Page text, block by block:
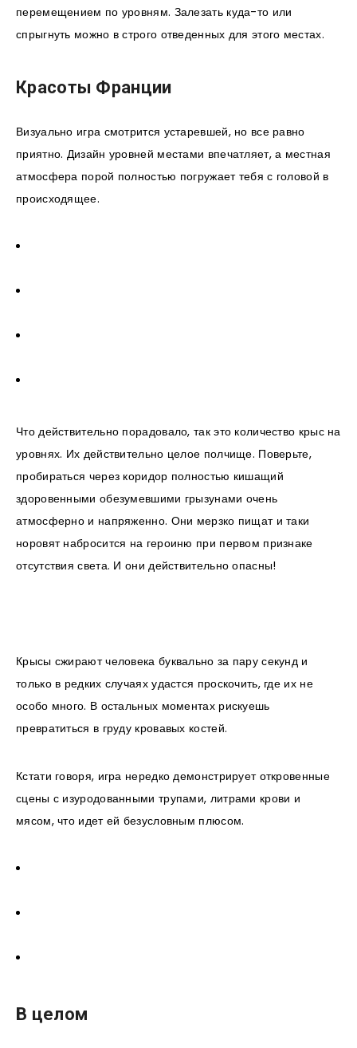
перемещением по уровням. Залезать куда-то или
спрыгнуть можно в строго отведенных для этого местах.
Красоты Франции
Визуально игра смотрится устаревшей, но все равно
приятно. Дизайн уровней местами впечатляет, а местная
атмосфера порой полностью погружает тебя с головой в
происходящее.
Что действительно порадовало, так это количество крыс на
уровнях. Их действительно целое полчище. Поверьте,
пробираться через коридор полностью кишащий
здоровенными обезумевшими грызунами очень
атмосферно и напряженно. Они мерзко пищат и таки
норовят набросится на героиню при первом признаке
отсутствия света. И они действительно опасны!
Крысы сжирают человека буквально за пару секунд и
только в редких случаях удастся проскочить, где их не
особо много. В остальных моментах рискуешь
превратиться в груду кровавых костей.
Кстати говоря, игра нередко демонстрирует откровенные
сцены с изуродованными трупами, литрами крови и
мясом, что идет ей безусловным плюсом.
В целом